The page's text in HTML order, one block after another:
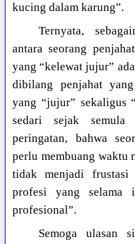
kucing dalam karung”.
Ternyata,
antara seorang
yang “kelewat jujur”
dibilang penjahat
yang “jujur” sekaligus
sedari sejak semula
peringatan, bahwa
perlu membuang waktu
tidak menjadi
profesi yang selama
profesional”.
Semoga ulasan